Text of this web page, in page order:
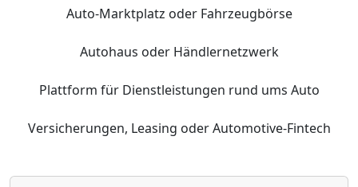
Auto-Marktplatz oder Fahrzeugbörse
Autohaus oder Händlernetzwerk
Plattform für Dienstleistungen rund ums Auto
Versicherungen, Leasing oder Automotive-Fintech